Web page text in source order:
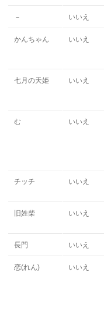
－ いいえ
かんちゃん いいえ
七月の天姫 いいえ
む いいえ
チッチ いいえ
旧姓柴 いいえ
長門 いいえ
恋(れん) いいえ